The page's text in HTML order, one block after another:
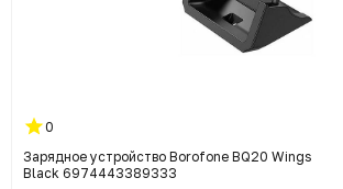
0
Зарядное устройство Borofone BQ20 Wings
Black 6974443389333